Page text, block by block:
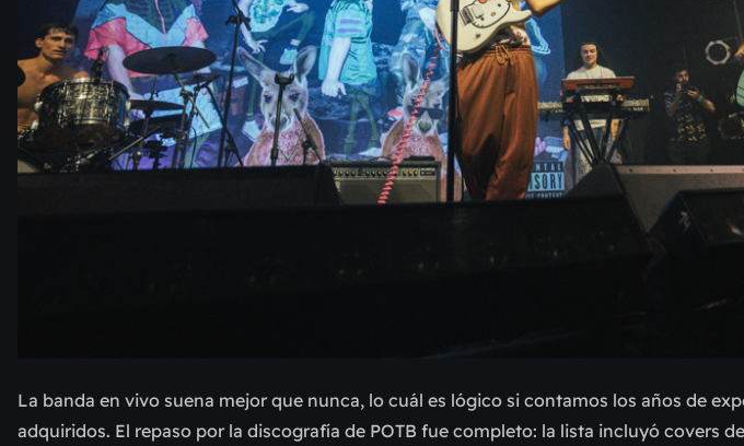
La banda en vivo suena mejor que nunca, lo cuál es lógico si contamos los años de
adquiridos. El repaso por la discografía de POTB fue completo: la lista incluyó covers de